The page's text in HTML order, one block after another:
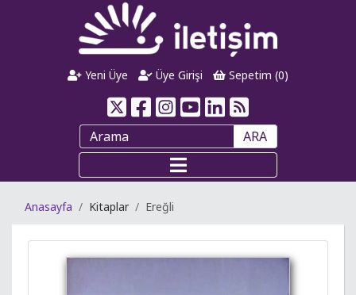
Yeni Üye Üye Girişi Sepetim (0)
ARA
Anasayfa Kitaplar Ereğli